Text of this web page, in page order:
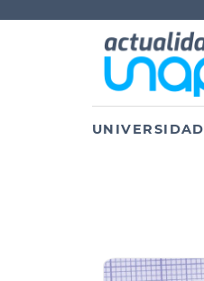
UNIVERSIDAD